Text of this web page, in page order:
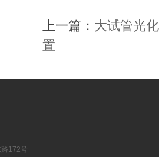
上一篇： 大试管光
置
172号